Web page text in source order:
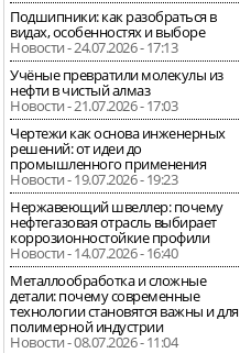
Подшипники: как разобраться в
видах, особенностях и выборе
Новости - 24.07.2026 - 17:13
Учёные превратили молекулы из
нефти в чистый алмаз
Новости - 21.07.2026 - 17:03
Чертежи как основа инженерных
решений: от идеи до
промышленного применения
Новости - 19.07.2026 - 19:23
Нержавеющий швеллер: почему
нефтегазовая отрасль выбирает
коррозионностойкие профили
Новости - 14.07.2026 - 16:40
Металлообработка и сложные
детали: почему современные
технологии становятся важны и для
полимерной индустрии
Новости - 08.07.2026 - 11:04